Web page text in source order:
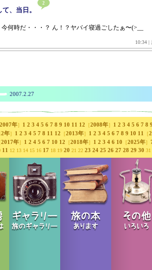
て、当日。
2
今何時だ・・・？ ん！？ヤバイ寝過ごしたぁ〜(>__
10:34 |
2007.2.27
2007年］ 1 2 3 4 5 6 7 8 9 10 11 12 ［2008年］ 1 2 3 4 5 6 7 8 9
年］ 1 2 3 4 5 7 8 11 12 ［2013年］ 1 2 3 4 5 6 7 8 9 10 11 ［
2017年］ 1 2 4 5 6 7 10 12 ［2018年］ 1 2 3 4 6 10 ［2025年］
11 12 13 14 15 16 17 18 19 20 21 22 23 24 25 26 27 28 29 30 31